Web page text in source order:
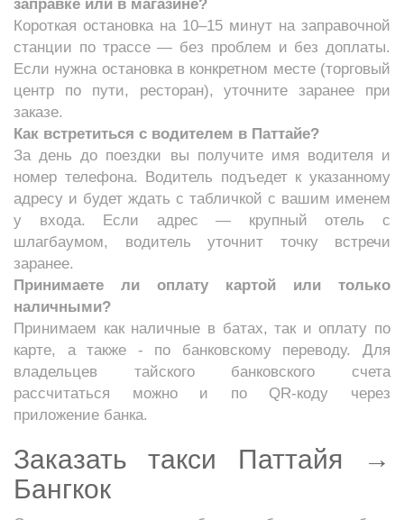
заправке или в магазине?
Короткая остановка на 10–15 минут на заправочной
станции по трассе — без проблем и без доплаты.
Если нужна остановка в конкретном месте (торговый
центр по пути, ресторан), уточните заранее при
заказе.
Как встретиться с водителем в Паттайе?
За день до поездки вы получите имя водителя и
номер телефона. Водитель подъедет к указанному
адресу и будет ждать с табличкой с вашим именем
у входа. Если адрес — крупный отель с
шлагбаумом, водитель уточнит точку встречи
заранее.
Принимаете ли оплату картой или только
наличными?
Принимаем как наличные в батах, так и оплату по
карте, а также - по банковскому переводу. Для
владельцев тайского банковского счета
рассчитаться можно и по QR-коду через
приложение банка.
Заказать такси Паттайя →
Бангкок